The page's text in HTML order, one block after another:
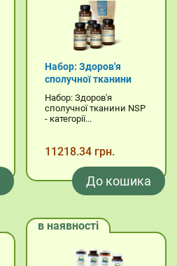
Набор: Здоров'я
сполучної тканини
Набор: Здоров'я
сполучної тканини NSP
- категорії...
11218.34 грн.
До кошика
в наявності